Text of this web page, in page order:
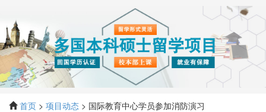
大
学
国
班
首页 > 项目动态 > 国际教育中心学员参加消防演习